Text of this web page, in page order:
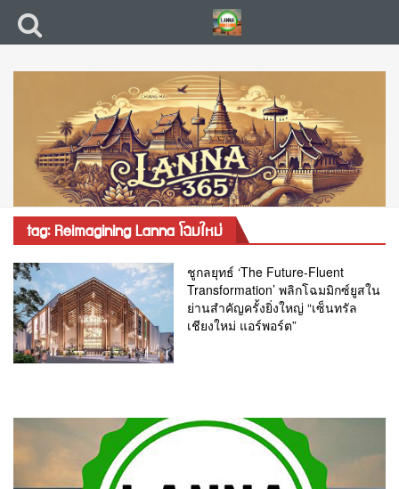
tag: Reimagining Lanna โฉมใหม่
ชูกลยุทธ์ ‘The Future-Fluent
Transformation’ พลิกโฉมมิกซ์ยูสใน
ย่านสำคัญครั้งยิ่งใหญ่ “เซ็นทรัล
เชียงใหม่ แอร์พอร์ต”